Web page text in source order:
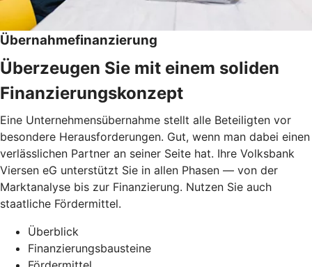
Übernahmefinanzierung
Überzeugen Sie mit einem soliden
Finanzierungskonzept
Eine Unternehmensübernahme stellt alle Beteiligten vor
besondere Herausforderungen. Gut, wenn man dabei einen
verlässlichen Partner an seiner Seite hat. Ihre Volksbank
Viersen eG unterstützt Sie in allen Phasen — von der
Marktanalyse bis zur Finanzierung. Nutzen Sie auch
staatliche Fördermittel.
Überblick
Finanzierungsbausteine